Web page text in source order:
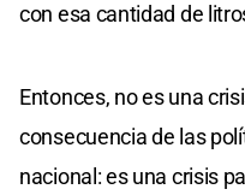
con esa cantidad de
Entonces, no es una
consecuencia de las
nacional: es una crisis